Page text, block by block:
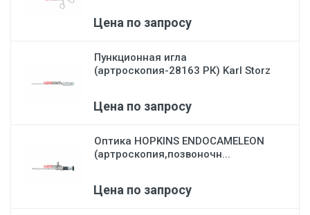
Цена по запросу
Пункционная игла
(артроскопия-28163 РК) Karl Storz
Цена по запросу
Оптика HOPKINS ENDOCAMELEON
(артроскопия,позвоночн...
Цена по запросу